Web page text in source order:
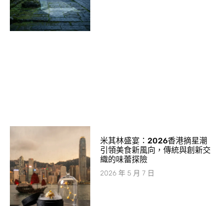
米其林盛宴：2026香港摘星潮
引領美食新風向，傳統與創新交
織的味蕾探險
2026 年 5 月 7 日